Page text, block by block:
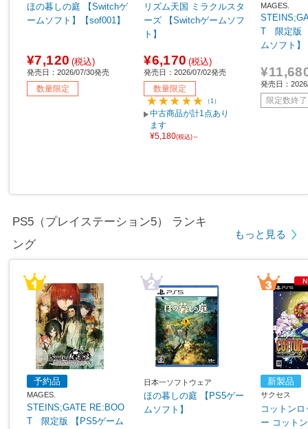
ほの暮しの庭 【Switchゲ
ームソフト】【sof001】
¥7,120 (税込)
発売日：2026/07/30発売
数量限定
リズム天国 ミラクルスタ
ーズ 【Switchゲームソフ
ト】
¥6,170 (税込)
発売日：2026/07/02発売
数量限定
（1）
中古商品が計1点あり
ます
¥5,180(税込)～
MAGES.
T 限定版
ムソフト】
発売日：
限定数終了
PS5（プレイステーション5） ランキ
ング
もっと見る
予約品
MAGES.
STEINS;GATE RE:BOO
T 限定版 【PS5ゲーム
日本一ソフトウェア
ほの暮しの庭 【PS5ゲー
ムソフト】
新製品
サクセス
コットン
ー コットンシリーズ35